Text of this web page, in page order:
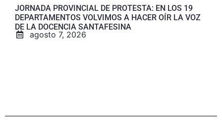
JORNADA PROVINCIAL DE PROTESTA: EN LOS 19
DEPARTAMENTOS VOLVIMOS A HACER OÍR LA VOZ
DE LA DOCENCIA SANTAFESINA
agosto 7, 2026